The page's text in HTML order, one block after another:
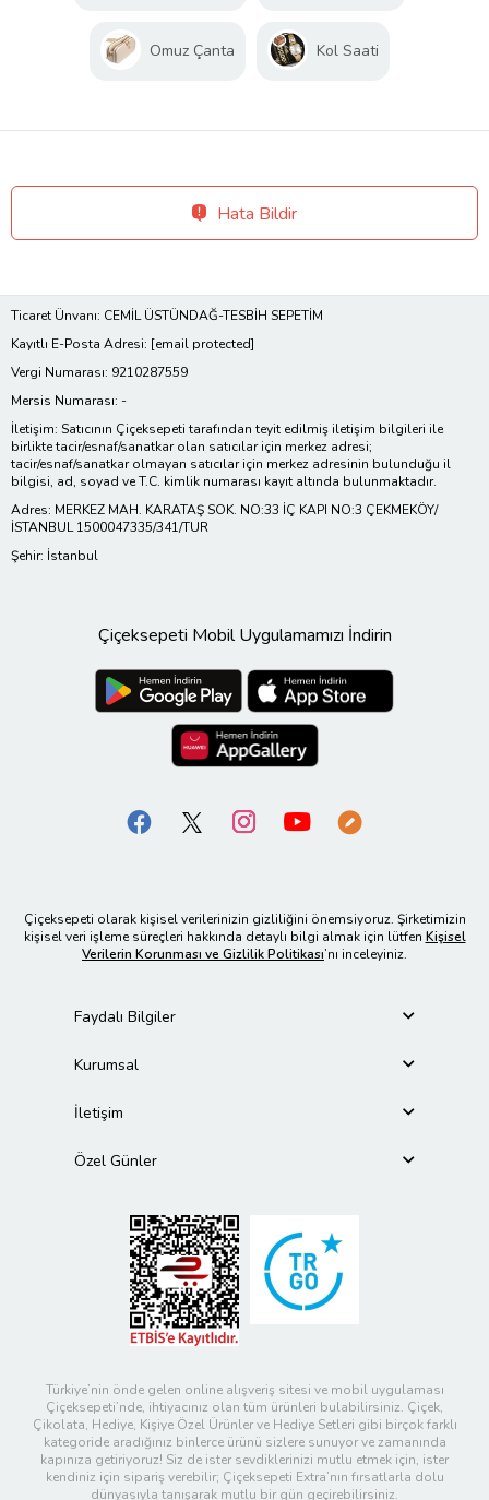
Omuz Çanta Kol Saati
Hata Bildir
Ticaret Ünvanı: CEMİL ÜSTÜNDAĞ-TESBİH SEPETİM
Kayıtlı E-Posta Adresi: [email protected]
Vergi Numarası: 9210287559
Mersis Numarası: -
İletişim: Satıcının Çiçeksepeti tarafından teyit edilmiş iletişim bilgileri ile
birlikte tacir/esnaf/sanatkar olan satıcılar için merkez adresi;
tacir/esnaf/sanatkar olmayan satıcılar için merkez adresinin bulunduğu il
bilgisi, ad, soyad ve T.C. kimlik numarası kayıt altında bulunmaktadır.
Adres: MERKEZ MAH. KARATAŞ SOK. NO:33 İÇ KAPI NO:3 ÇEKMEKÖY/
İSTANBUL 1500047335/341/TUR
Şehir: İstanbul
Çiçeksepeti Mobil Uygulamamızı İndirin
Çiçeksepeti olarak kişisel verilerinizin gizliliğini önemsiyoruz. Şirketimizin
kişisel veri işleme süreçleri hakkında detaylı bilgi almak için lütfen Kişisel
Verilerin Korunması ve Gizlilik Politikası’nı inceleyiniz.
Faydalı Bilgiler
Kurumsal
İletişim
Özel Günler
Türkiye’nin önde gelen online alışveriş sitesi ve mobil uygulaması
Çiçeksepeti’nde, ihtiyacınız olan tüm ürünleri bulabilirsiniz. Çiçek,
Çikolata, Hediye, Kişiye Özel Ürünler ve Hediye Setleri gibi birçok farklı
kategoride aradığınız binlerce ürünü sizlere sunuyor ve zamanında
kapınıza getiriyoruz! Siz de ister sevdiklerinizi mutlu etmek için, ister
kendiniz için sipariş verebilir; Çiçeksepeti Extra’nın fırsatlarla dolu
dünyasıyla tanışarak mutlu bir gün geçirebilirsiniz.